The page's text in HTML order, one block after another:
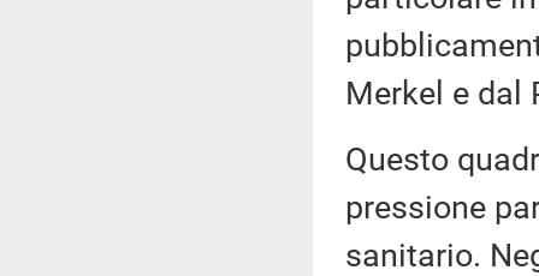
Merkel e dal
Questo
pressione
sanitario.